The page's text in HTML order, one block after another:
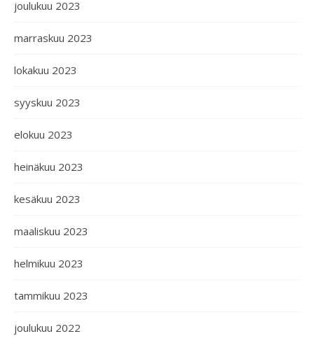
joulukuu 2023
marraskuu 2023
lokakuu 2023
syyskuu 2023
elokuu 2023
heinäkuu 2023
kesäkuu 2023
maaliskuu 2023
helmikuu 2023
tammikuu 2023
joulukuu 2022